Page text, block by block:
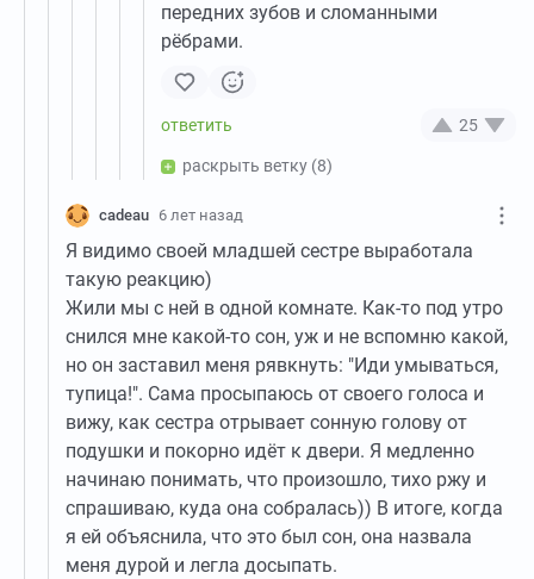
передних зубов и сломанными
рёбрами.
25
раскрыть ветку (8)
cadeau 6 лет назад
Я видимо своей младшей сестре выработала
такую реакцию)
Жили мы с ней в одной комнате. Как-то под утро
снился мне какой-то сон, уж и не вспомню какой,
но он заставил меня рявкнуть: "Иди умываться,
тупица!". Сама просыпаюсь от своего голоса и
вижу, как сестра отрывает сонную голову от
подушки и покорно идёт к двери. Я медленно
начинаю понимать, что произошло, тихо ржу и
спрашиваю, куда она собралась)) В итоге, когда
я ей объяснила, что это был сон, она назвала
меня дурой и легла досыпать.